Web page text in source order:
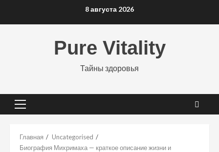
8 августа 2026
Pure Vitality
Тайны здоровья
Основное
Главная
Uncategorised
Биография Михримаха — краткое описание жизни и